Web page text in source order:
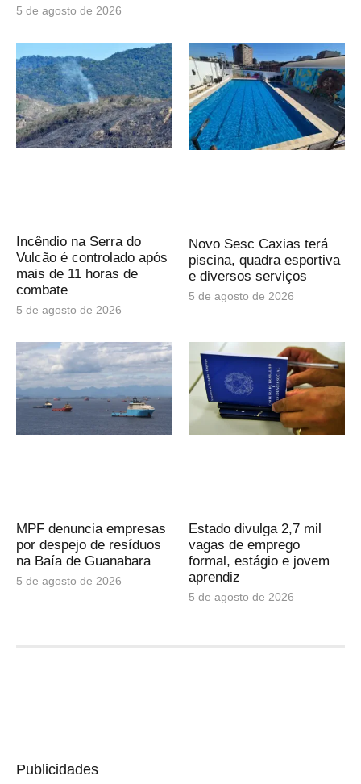
5 de agosto de 2026
Incêndio na Serra do
Vulcão é controlado após
mais de 11 horas de
combate
5 de agosto de 2026
Novo Sesc Caxias terá
piscina, quadra esportiva
e diversos serviços
5 de agosto de 2026
MPF denuncia empresas
por despejo de resíduos
na Baía de Guanabara
5 de agosto de 2026
Estado divulga 2,7 mil
vagas de emprego
formal, estágio e jovem
aprendiz
5 de agosto de 2026
Publicidades